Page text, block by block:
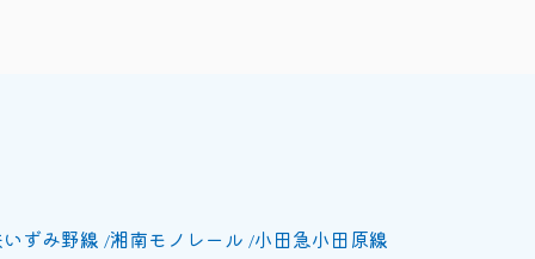
ずみ野線 湘南モノレール 小田急小田原線